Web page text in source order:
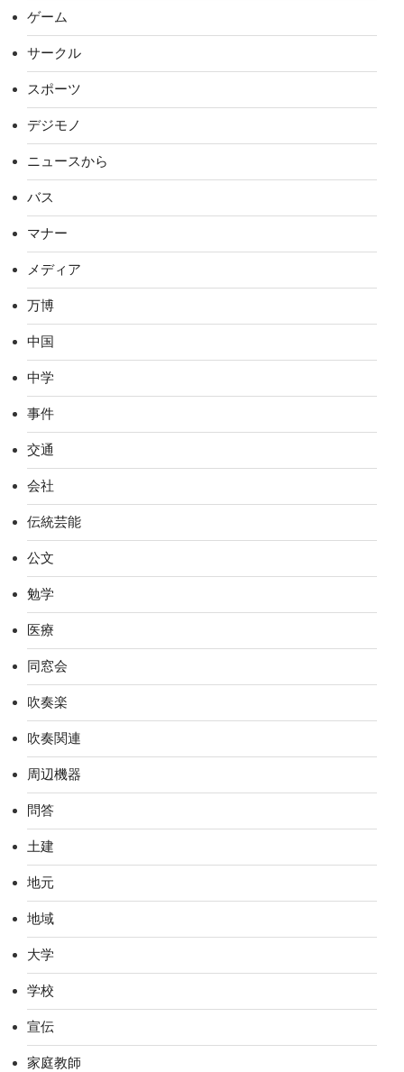
ゲーム
サークル
スポーツ
デジモノ
ニュースから
バス
マナー
メディア
万博
中国
中学
事件
交通
会社
伝統芸能
公文
勉学
医療
同窓会
吹奏楽
吹奏関連
周辺機器
問答
土建
地元
地域
大学
学校
宣伝
家庭教師